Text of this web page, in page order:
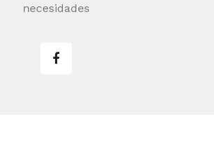
necesidades